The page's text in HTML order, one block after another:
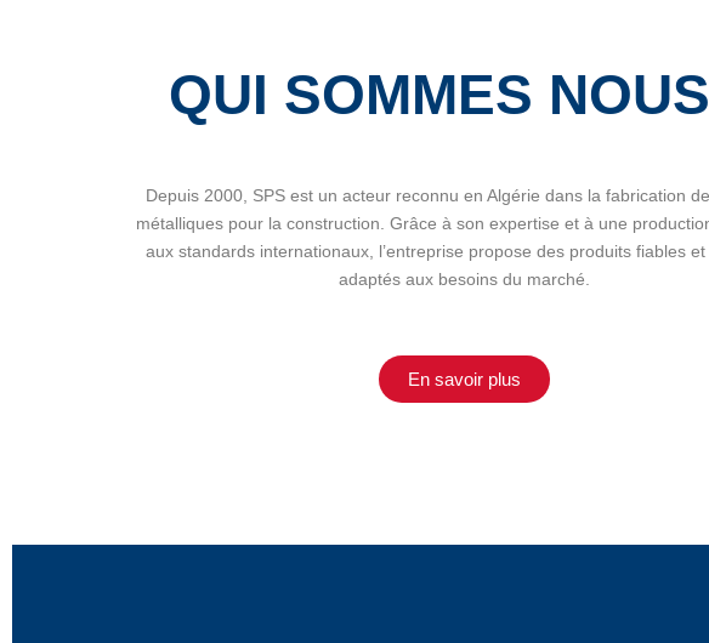
QUI SOMMES
Depuis 2000, SPS est un acteur reconnu en Algérie dans la fabrication
métalliques pour la construction. Grâce à son expertise et à une
aux standards internationaux, l’entreprise propose des produits fiables et
adaptés aux besoins du marché.
En savoir plus